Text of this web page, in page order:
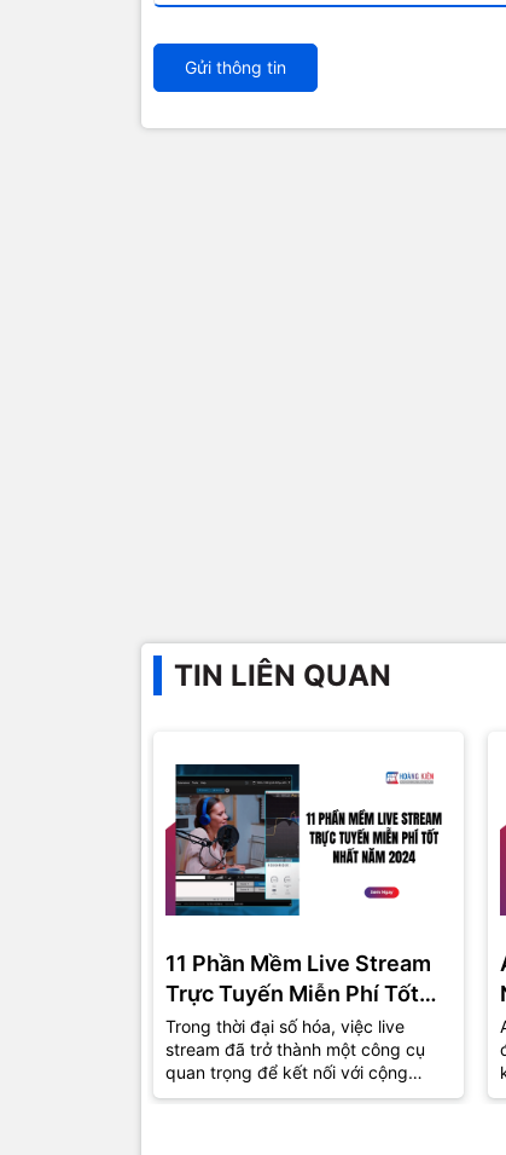
Gửi thông tin
TIN LIÊN QUAN
11 Phần Mềm Live Stream
Trực Tuyến Miễn Phí Tốt
Nhất Năm 2024
Trong thời đại số hóa, việc live
stream đã trở thành một công cụ
quan trọng để kết nối với cộng
đồng và khán giả. Dù bạn là một